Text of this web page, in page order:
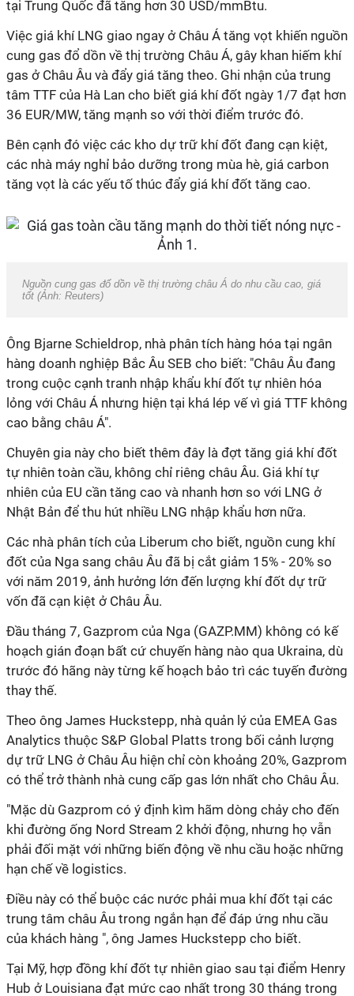
tại Trung Quốc đã tăng hơn 30 USD/mmBtu.
Việc giá khí LNG giao ngay ở Châu Á tăng vọt khiến nguồn
cung gas đổ dồn về thị trường Châu Á, gây khan hiếm khí
gas ở Châu Âu và đẩy giá tăng theo. Ghi nhận của trung
tâm TTF của Hà Lan cho biết giá khí đốt ngày 1/7 đạt hơn
36 EUR/MW, tăng mạnh so với thời điểm trước đó.
Bên cạnh đó việc các kho dự trữ khí đốt đang cạn kiệt,
các nhà máy nghỉ bảo dưỡng trong mùa hè, giá carbon
tăng vọt là các yếu tố thúc đẩy giá khí đốt tăng cao.
Nguồn cung gas đổ dồn về thị trường châu Á do nhu cầu cao, giá
tốt (Ảnh: Reuters)
Ông Bjarne Schieldrop, nhà phân tích hàng hóa tại ngân
hàng doanh nghiệp Bắc Âu SEB cho biết: "Châu Âu đang
trong cuộc cạnh tranh nhập khẩu khí đốt tự nhiên hóa
lỏng với Châu Á nhưng hiện tại khá lép vế vì giá TTF không
cao bằng châu Á".
Chuyên gia này cho biết thêm đây là đợt tăng giá khí đốt
tự nhiên toàn cầu, không chỉ riêng châu Âu. Giá khí tự
nhiên của EU cần tăng cao và nhanh hơn so với LNG ở
Nhật Bản để thu hút nhiều LNG nhập khẩu hơn nữa.
Các nhà phân tích của Liberum cho biết, nguồn cung khí
đốt của Nga sang châu Âu đã bị cắt giảm 15% - 20% so
với năm 2019, ảnh hưởng lớn đến lượng khí đốt dự trữ
vốn đã cạn kiệt ở Châu Âu.
Đầu tháng 7, Gazprom của Nga (GAZP.MM) không có kế
hoạch gián đoạn bất cứ chuyến hàng nào qua Ukraina, dù
trước đó hãng này từng kế hoạch bảo trì các tuyến đường
thay thế.
Theo ông James Huckstepp, nhà quản lý của EMEA Gas
Analytics thuộc S&P Global Platts trong bối cảnh lượng
dự trữ LNG ở Châu Âu hiện chỉ còn khoảng 20%, Gazprom
có thể trở thành nhà cung cấp gas lớn nhất cho Châu Âu.
"Mặc dù Gazprom có ý định kìm hãm dòng chảy cho đến
khi đường ống Nord Stream 2 khởi động, nhưng họ vẫn
phải đối mặt với những biến động về nhu cầu hoặc những
hạn chế về logistics.
Điều này có thể buộc các nước phải mua khí đốt tại các
trung tâm châu Âu trong ngắn hạn để đáp ứng nhu cầu
của khách hàng ", ông James Huckstepp cho biết.
Tại Mỹ, hợp đồng khí đốt tự nhiên giao sau tại điểm Henry
Hub ở Louisiana đạt mức cao nhất trong 30 tháng trong